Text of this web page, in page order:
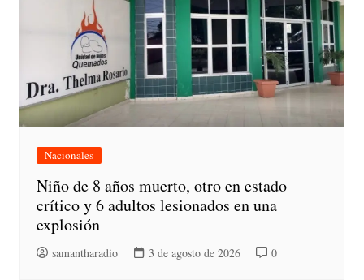
Nacionales
Niño de 8 años muerto, otro en estado
crítico y 6 adultos lesionados en una
explosión
samantharadio 3 de agosto de 2026 0